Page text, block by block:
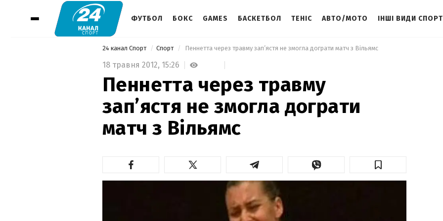
ФУТБОЛ БОКС GAMES БАСКЕТБОЛ ТЕНІС АВТО/МОТО ІНШІ ВИДИ
24 канал Спорт Спорт Пеннетта через травму зап’ястя не змогла дограти матч з Вільямс
18 травня 2012, 15:26
Пеннетта через травму
зап’ястя не змогла дограти
матч з Вільямс